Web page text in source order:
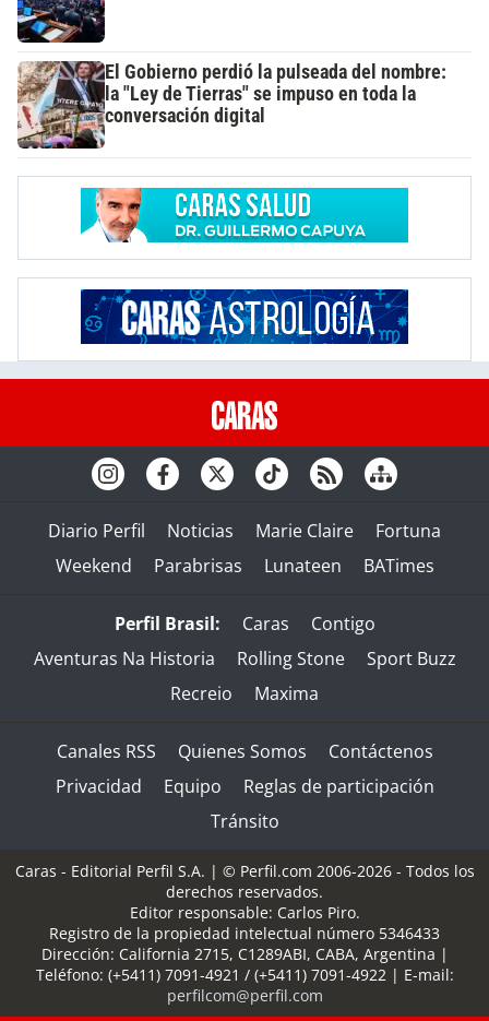
El Gobierno perdió la pulseada del nombre:
la "Ley de Tierras" se impuso en toda la
conversación digital
Diario Perfil Noticias Marie Claire
Fortuna
Weekend
Parabrisas Lunateen BATimes
Perfil Brasil: Caras
Contigo
Aventuras Na Historia
Rolling Stone
Sport Buzz
Recreio
Maxima
Canales RSS Quienes Somos
Contáctenos
Privacidad
Equipo
Reglas de participación
Tránsito
Caras - Editorial Perfil S.A. | © Perfil.com 2006-2026 - Todos los
derechos reservados.
Editor responsable: Carlos Piro.
Registro de la propiedad intelectual número 5346433
Dirección: California 2715, C1289ABI, CABA, Argentina |
Teléfono: (+5411) 7091-4921 / (+5411) 7091-4922| E-mail:
perfilcom@perfil.com